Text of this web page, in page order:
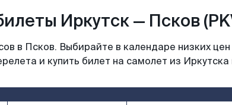
Иркутск — Псков
в Псков. Выбирайте в календаре низких
и купить билет на самолет из